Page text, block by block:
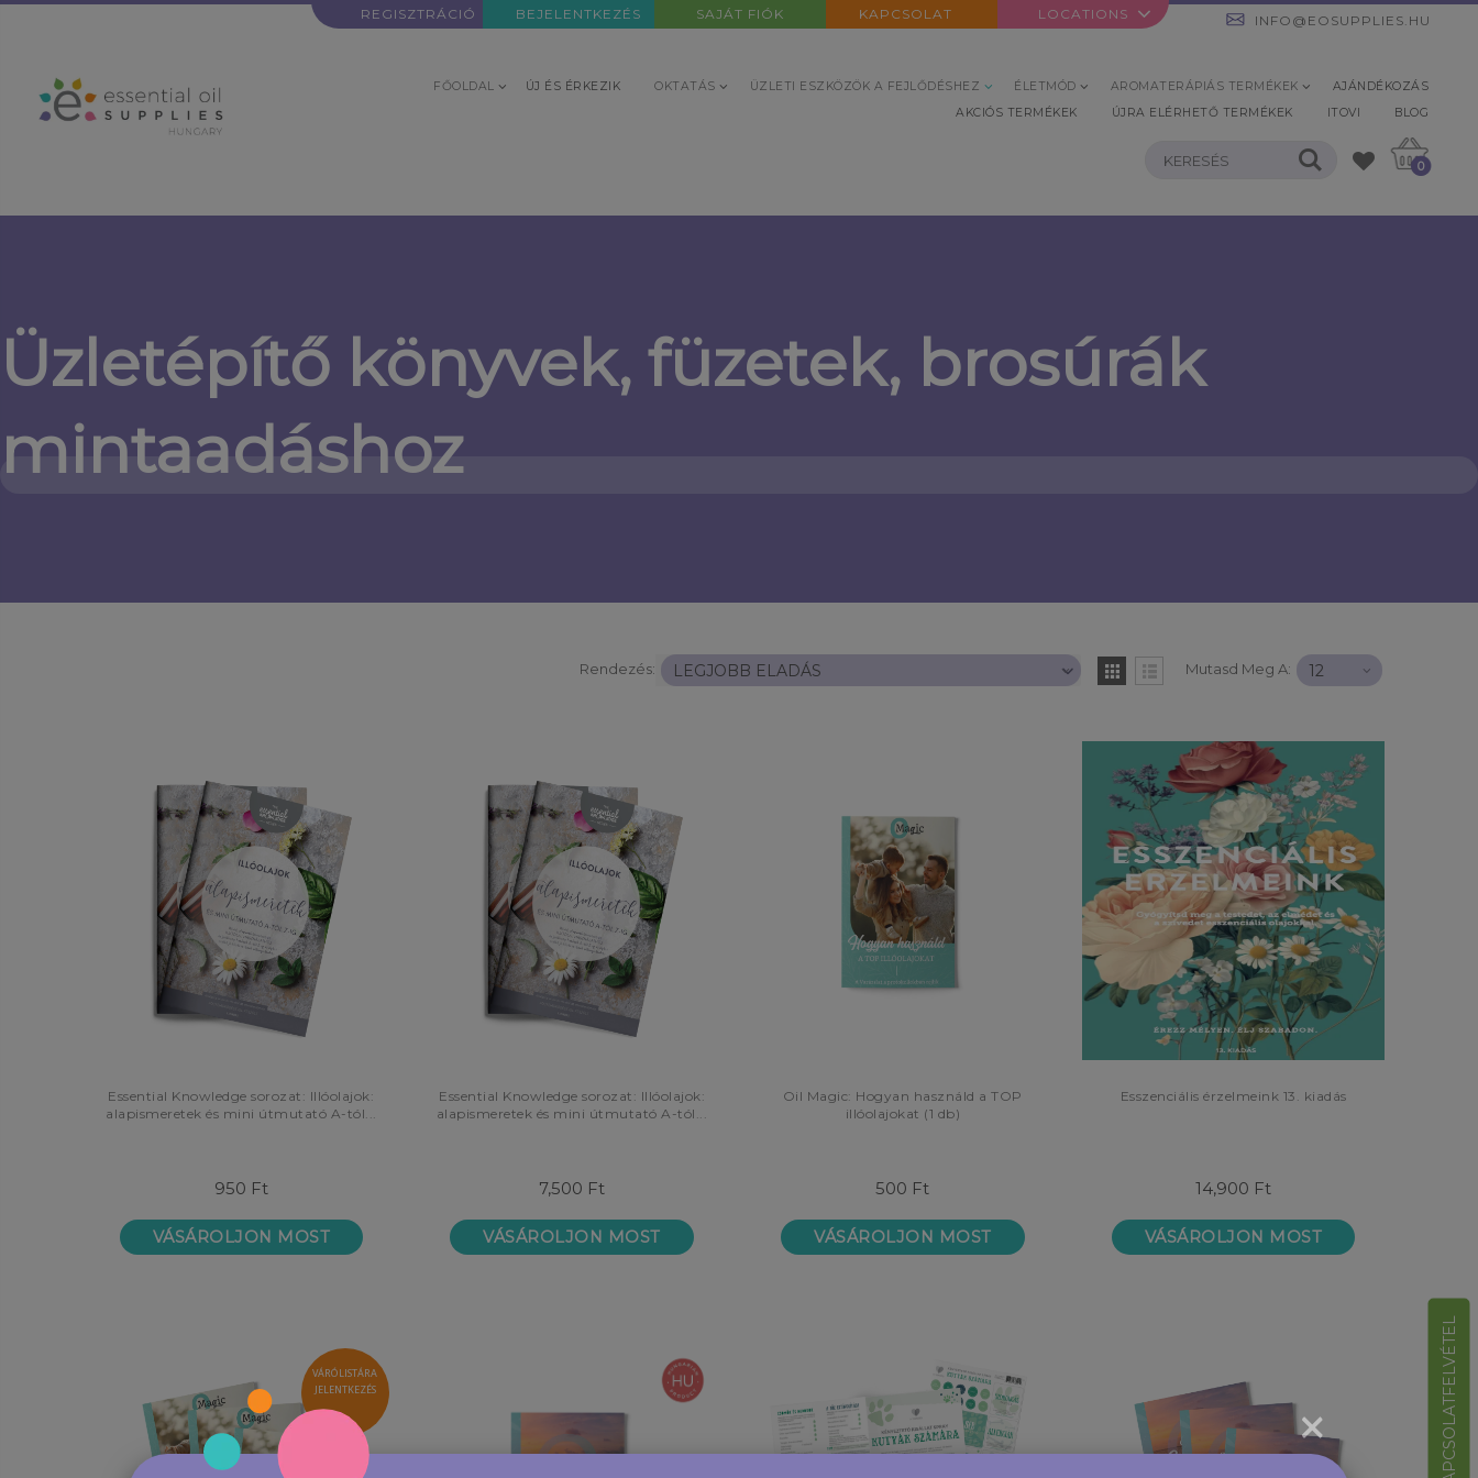
REGISZTRÁCIÓ BEJELENTKEZÉS SAJÁT FIÓK KAPCSOLAT LOCATIONS INFO@EOSUPPLIES.HU
FŐOLDAL ÚJ ÉS ÉRKEZIK OKTATÁS ÜZLETI ESZKÖZÖK A FEJLŐDÉSHEZ ÉLETMÓD AROMATERÁPIÁS TERMÉKEK
AJÁNDÉKOZÁS
AKCIÓS TERMÉKEK
ÚJRA ELÉRHETŐ TERMÉKEK ITOVI BLOG
0
×
Üzletépítő könyvek, füzetek, brosúrák
mintaadáshoz
Rendezés: Mutasd Meg A:
Essential Knowledge sorozat: Illóolajok:
alapismeretek és mini útmutató A-tól...
950 Ft
VÁSÁROLJON MOST
Essential Knowledge sorozat: Illóolajok:
alapismeretek és mini útmutató A-tól...
7,500 Ft
VÁSÁROLJON MOST
Oil Magic: Hogyan használd a TOP
illóolajokat (1 db)
500 Ft
VÁSÁROLJON MOST
Esszenciális érzelmeink 13. kiadás
14,900 Ft
VÁSÁROLJON MOST
VÁRÓLISTÁRA
JELENTKEZÉS
KAPCSOLATFELVÉTEL